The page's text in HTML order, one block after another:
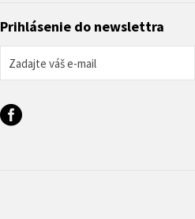
Prihlásenie do newslettra